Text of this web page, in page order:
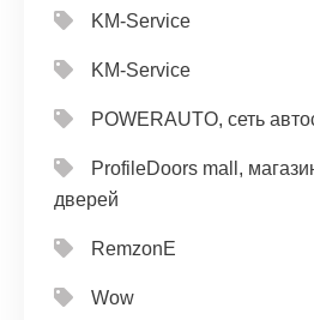
KM-Service
KM-Service
POWERAUTO, сеть
ProfileDoors mall,
дверей
RemzonE
Wow